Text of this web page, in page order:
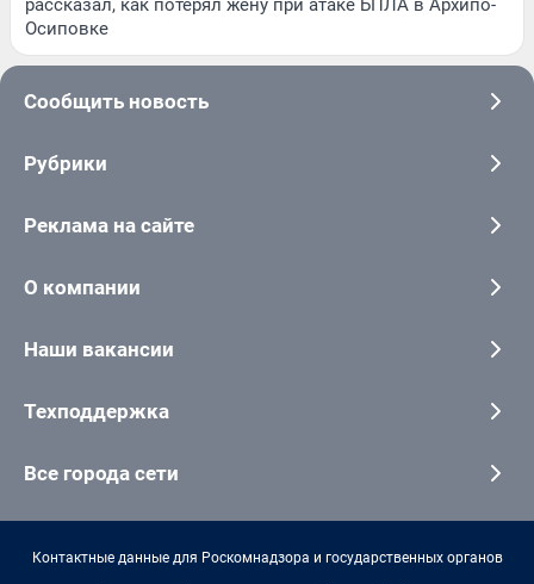
рассказал, как потерял жену при атаке БПЛА в Архипо-
Осиповке
Сообщить новость
Рубрики
Реклама на сайте
О компании
Наши вакансии
Техподдержка
Все города сети
Контактные данные для Роскомнадзора и государственных органов